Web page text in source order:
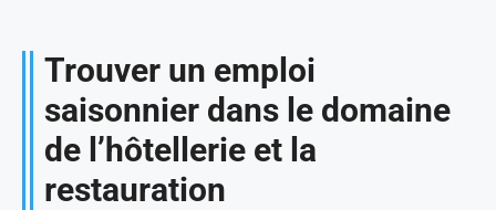
Trouver un emploi
saisonnier dans le domaine
de l’hôtellerie et la
restauration